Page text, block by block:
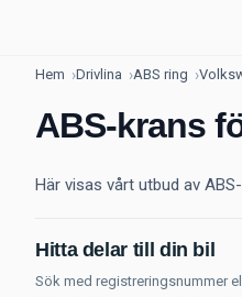
Hem Drivlina ABS ring
ABS-krans
Här visas vårt utbud av
Hitta delar till din bil
Sök med registreringsnummer